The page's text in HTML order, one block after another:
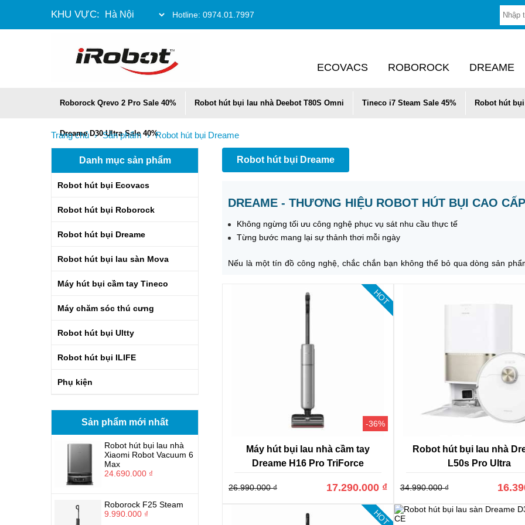
KHU VỰC: Hotline: 0974.01.7997
ECOVACS ROBOROCK DREAME
Roborock Qrevo 2 Pro Sale 40% Robot hút bụi lau nhà Deebot T80S Omni Tineco i7 Steam Sale 45% Robot hút
Dreame D30 Ultra Sale 40%
Trang chủ › Sản phẩm › Robot hút bụi Dreame
Danh mục sản phẩm
Robot hút bụi Ecovacs
Robot hút bụi Roborock
Robot hút bụi Dreame
Robot hút bụi lau sàn Mova
Máy hút bụi cầm tay Tineco
Máy chăm sóc thú cưng
Robot hút bụi Ultty
Robot hút bụi ILIFE
Phụ kiện
Sản phẩm mới nhất
Robot hút bụi lau nhà
Xiaomi Robot Vacuum 6
Max
24.690.000 ₫
Roborock F25 Steam
9.990.000 ₫
Robot hút bụi Dreame
DREAME - THƯƠNG HIỆU ROBOT HÚT BỤI CAO CẤP
Không ngừng tối ưu công nghệ phục vụ sát nhu cầu thực tế ️
Từng bước mang lại sự thảnh thơi mỗi ngày
Nếu là một tín đồ công nghệ, chắc chắn bạn không thể bỏ qua dòng sản
loại đa dạng về mức giá, mẫu mã cũng như chất lượng. Hãy cùng Irobotstore
được chào đón nhiều đến thế nhé!
HOT
-36%
Máy hút bụi lau nhà cầm tay
Dreame H16 Pro TriForce
26.990.000 ₫ 17.290.000 ₫
Robot hút bụi lau nhà
L50s Pro Ultra
34.990.000 ₫
HOT